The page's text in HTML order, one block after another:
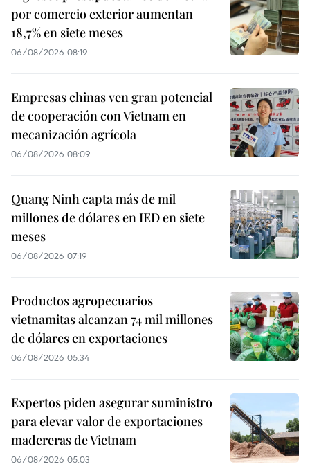
por comercio exterior aumentan
18,7% en siete meses
06/08/2026 08:19
Empresas chinas ven gran potencial
de cooperación con Vietnam en
mecanización agrícola
06/08/2026 08:09
Quang Ninh capta más de mil
millones de dólares en IED en siete
meses
06/08/2026 07:19
Productos agropecuarios
vietnamitas alcanzan 74 mil millones
de dólares en exportaciones
06/08/2026 05:34
Expertos piden asegurar suministro
para elevar valor de exportaciones
madereras de Vietnam
06/08/2026 05:03